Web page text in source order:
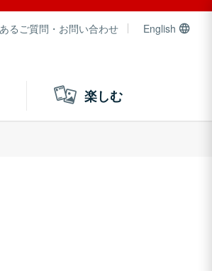
るご質問・お問い合わせ English
楽しむ